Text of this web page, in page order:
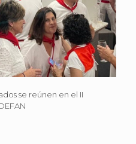
se reúnen en el II